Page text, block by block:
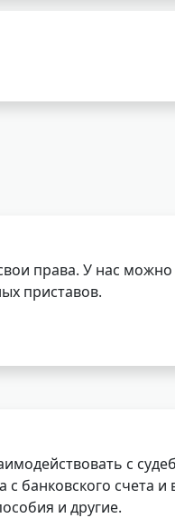
права. У нас
приставов.
с
банковского счета и
и другие.